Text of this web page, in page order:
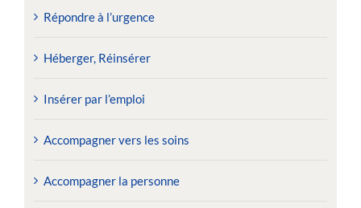
Répondre à l’urgence
Héberger, Réinsérer
Insérer par l’emploi
Accompagner vers les soins
Accompagner la personne